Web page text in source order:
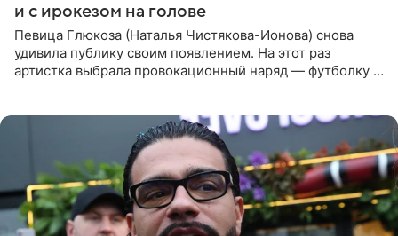
и с ирокезом на голове
Певица Глюкоза (Наталья Чистякова-Ионова) снова
удивила публику своим появлением. На этот раз
артистка выбрала провокационный наряд — футболку с